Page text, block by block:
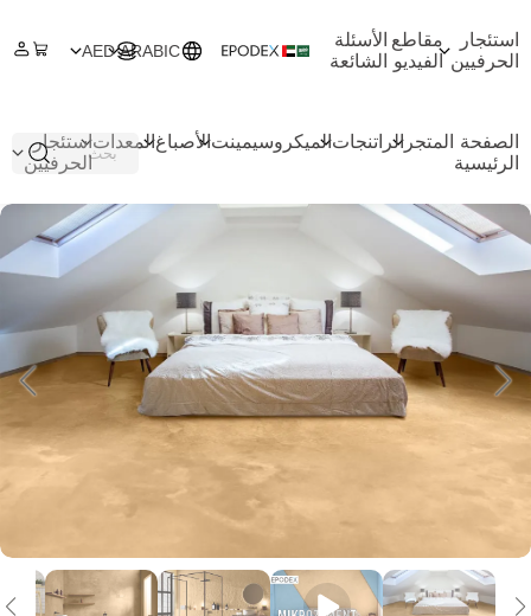
استئجار
الحرفيين
مقاطع
الفيديو
الأسئلة
الشائعة
ARABIC
AED
الصفحة
الرئيسية
المتجر الراتنجاتالميكروسيمينتالأصباغالمعداتاستئجار
الحرفيين